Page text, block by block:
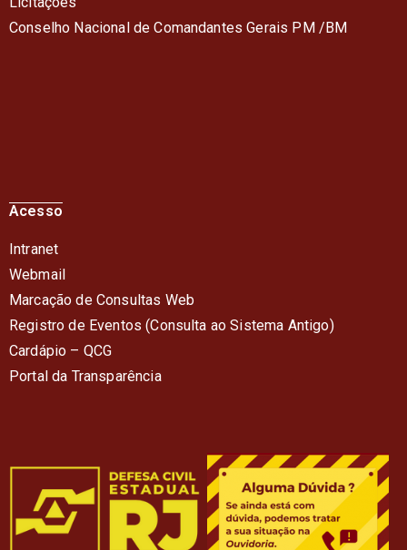
Conselho Nacional de Comandantes Gerais PM /BM
Acesso
Intranet
Webmail
Marcação de Consultas Web
Registro de Eventos (Consulta ao Sistema Antigo)
Cardápio – QCG
Portal da Transparência